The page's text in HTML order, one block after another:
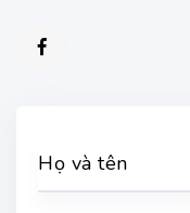
Họ và tên